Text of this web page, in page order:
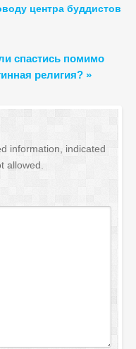
центра буддистов
спастись помимо
религия? »
information, indicated
allowed.